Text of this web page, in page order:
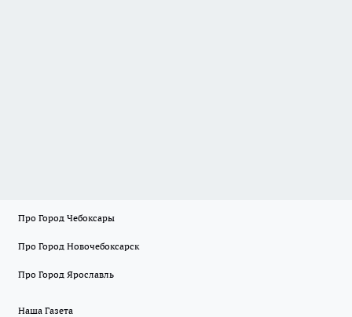
Про Город Чебоксары
Про Город Новочебоксарск
Про Город Ярославль
Наша Газета